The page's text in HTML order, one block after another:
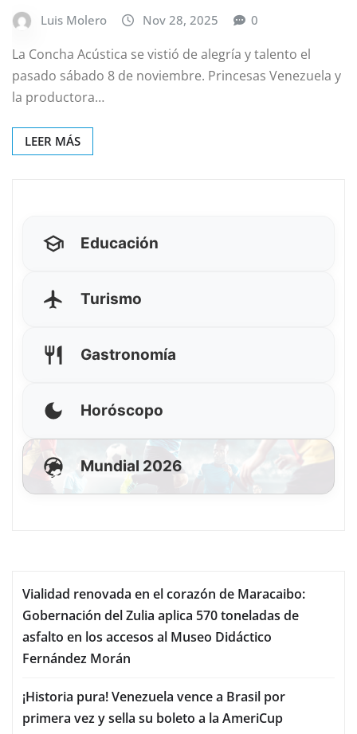
Luis Molero Nov 28, 2025 0
La Concha Acústica se vistió de alegría y talento el
pasado sábado 8 de noviembre. Princesas Venezuela y
la productora…
LEER MÁS
Educación
Turismo
Gastronomía
Horóscopo
Mundial 2026
Vialidad renovada en el corazón de Maracaibo:
Gobernación del Zulia aplica 570 toneladas de
asfalto en los accesos al Museo Didáctico
Fernández Morán
¡Historia pura! Venezuela vence a Brasil por
primera vez y sella su boleto a la AmeriCup